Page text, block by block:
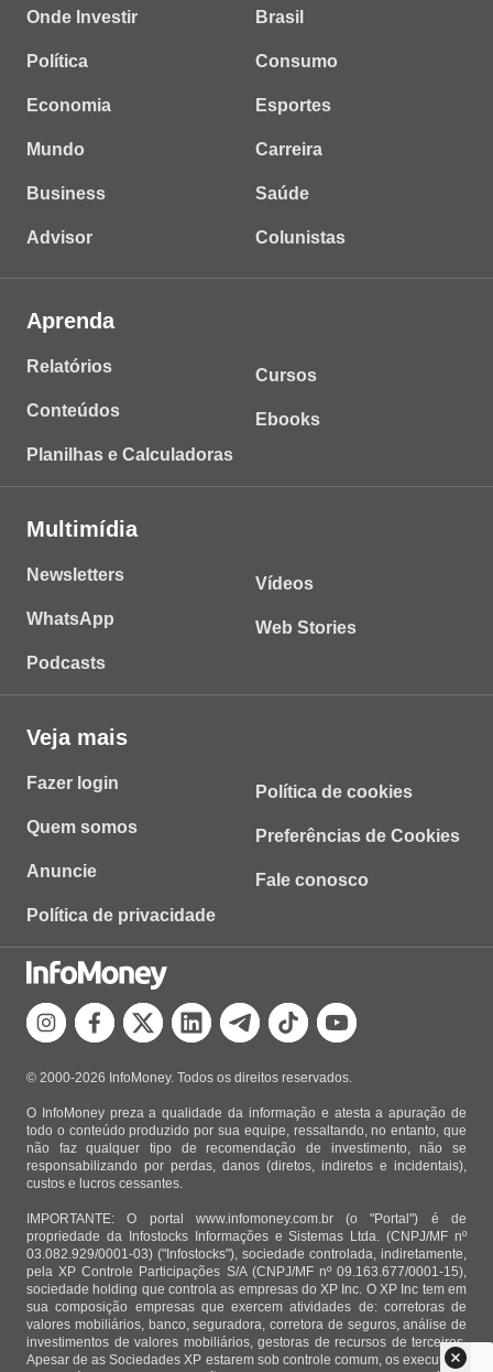
Onde Investir
Política
Economia
Mundo
Business
Advisor
Brasil
Consumo
Esportes
Carreira
Saúde
Colunistas
Aprenda
Relatórios
Conteúdos
Planilhas e Calculadoras
Cursos
Ebooks
Multimídia
Newsletters
WhatsApp
Podcasts
Vídeos
Web Stories
Veja mais
Fazer login
Quem somos
Anuncie
Política de privacidade
Política de cookies
Preferências de Cookies
Fale conosco
© 2000-2026 InfoMoney. Todos os direitos reservados.
O InfoMoney preza a qualidade da informação e atesta a apuração de
todo o conteúdo produzido por sua equipe, ressaltando, no entanto, que
não faz qualquer tipo de recomendação de investimento, não se
responsabilizando por perdas, danos (diretos, indiretos e incidentais),
custos e lucros cessantes.
IMPORTANTE: O portal www.infomoney.com.br (o "Portal") é de
propriedade da Infostocks Informações e Sistemas Ltda. (CNPJ/MF nº
03.082.929/0001-03) ("Infostocks"), sociedade controlada, indiretamente,
pela XP Controle Participações S/A (CNPJ/MF nº 09.163.677/0001-15),
sociedade holding que controla as empresas do XP Inc. O XP Inc tem em
sua composição empresas que exercem atividades de: corretoras de
valores mobiliários, banco, seguradora, corretora de seguros, análise de
investimentos de valores mobiliários, gestoras de recursos de terceiros.
Apesar de as Sociedades XP estarem sob controle comum, os executivos